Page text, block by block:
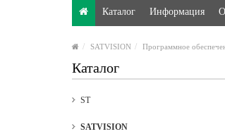
Каталог Информация
SATVISION Программное
Каталог
ST
SATVISION